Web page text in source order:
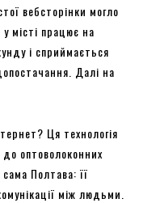
вебсторінки могло
місті працює на
і сприймається
Далі на
Ця технологія
оптоволоконних
Полтава: її
між людьми.